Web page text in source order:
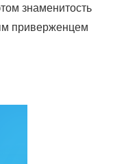
знаменитость
приверженцем